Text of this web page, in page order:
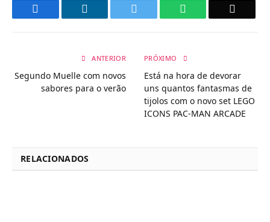
WhatsApp
ANTERIOR
Segundo Muelle com novos
sabores para o verão
PRÓXIMO
Está na hora de devorar
uns quantos fantasmas de
tijolos com o novo set LEGO
ICONS PAC-MAN ARCADE
RELACIONADOS